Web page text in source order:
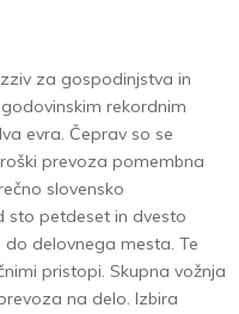
za gospodinjstva in
rekordnim
evra. Čeprav so se
prevoza pomembna
slovensko
sto petdeset in dvesto
delovnega mesta. Te
pristopi. Skupna vožnja
na delo. Izbira